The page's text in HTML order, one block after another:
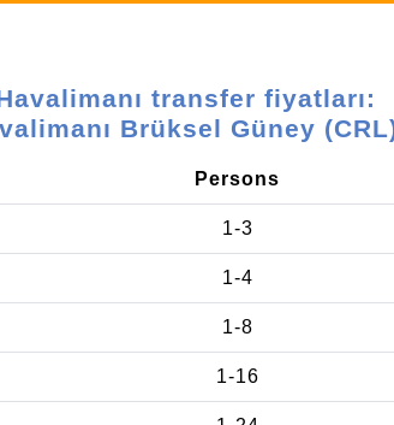
transfer fiyatları:
Brüksel Güney
Persons
1-3
1-4
1-8
1-16